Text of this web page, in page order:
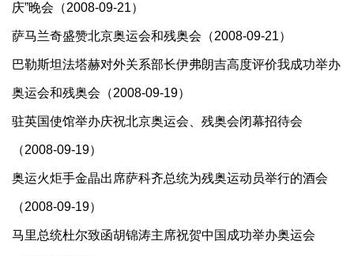
庆”晚会（2008-09-21）
萨马兰奇盛赞北京奥运会和残奥会（2008-09-21）
巴勒斯坦法塔赫对外关系部长伊弗朗吉高度评价我成功举办
奥运会和残奥会（2008-09-19）
驻英国使馆举办庆祝北京奥运会、残奥会闭幕招待会
（2008-09-19）
奥运火炬手金晶出席萨科齐总统为残奥运动员举行的酒会
（2008-09-19）
马里总统杜尔致函胡锦涛主席祝贺中国成功举办奥运会